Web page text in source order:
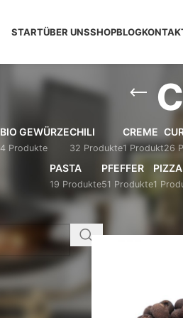
STARTÜBER UNSSHOPBLOG
BIO GEWÜRZE
4 Produkte
CHILI
32 Produkte
CREME
1 Produkt26
PASTA
19 Produkte
PFEFFER
51 Produkte
PIZZA
1
Start Shop